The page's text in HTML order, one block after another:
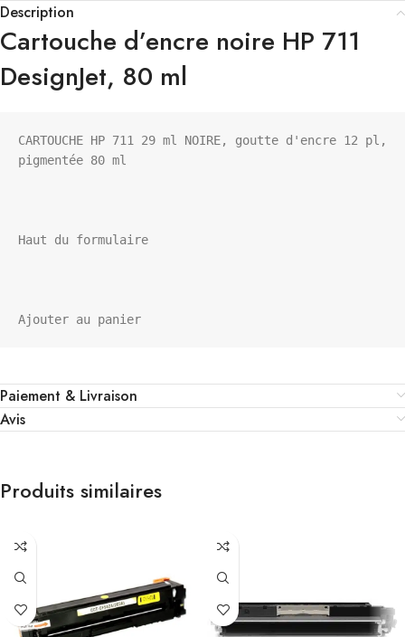
Description
Cartouche d’encre noire HP 711
DesignJet, 80 ml
CARTOUCHE HP 711 29 ml NOIRE, goutte d'encre 12 pl,
pigmentée 80 ml
Haut du formulaire
Ajouter au panier
Paiement & Livraison
Avis
Produits similaires